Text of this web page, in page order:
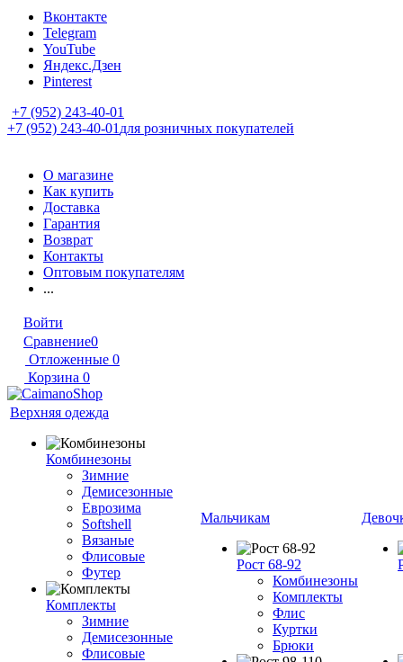
Вконтакте
Telegram
YouTube
Яндекс.Дзен
Pinterest
+7 (952) 243-40-01
+7 (952) 243-40-01 для розничных покупателей
О магазине
Как купить
Доставка
Гарантия
Возврат
Контакты
Оптовым покупателям
...
Войти
Сравнение0
Отложенные 0
Корзина 0
Верхняя одежда
Комбинезоны
Зимние
Демисезонные
Еврозима
Softshell
Вязаные
Флисовые
Футер
Комплекты
Зимние
Демисезонные
Флисовые
Мальчикам
Рост 68-92
Комбинезоны
Комплекты
Флис
Куртки
Брюки